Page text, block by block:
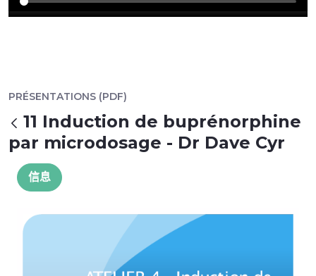
PRÉSENTATIONS (PDF)
返回
11 Induction de buprénorphine
par microdosage - Dr Dave Cyr
信息